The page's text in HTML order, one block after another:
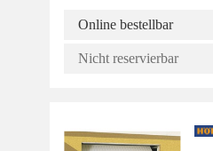
Online bestellbar
Nicht reservierbar